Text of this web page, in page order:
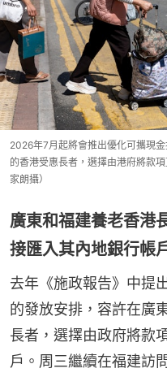
2026年7月起將會推出優化可攜現
的香港受惠長者，選擇由港府將款
家朗攝）
廣東和福建養老香港
接匯入其內地銀行帳
去年《施政報告》中提
的發放安排，容許在廣
長者，選擇由政府將款
戶。周三繼續在福建訪